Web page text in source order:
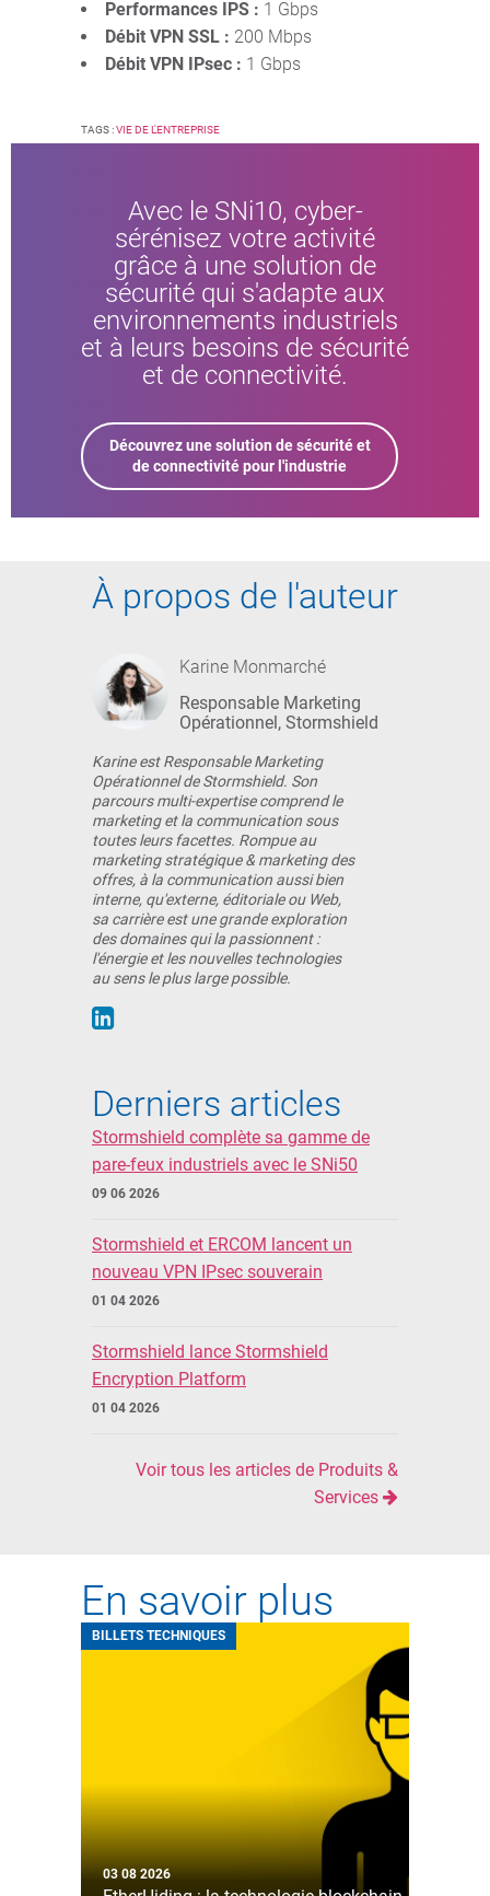
Performances IPS : 1 Gbps
Débit VPN SSL : 200 Mbps
Débit VPN IPsec : 1 Gbps
TAGS :VIE DE L'ENTREPRISE
Avec le SNi10, cyber-
sérénisez votre activité
grâce à une solution de
sécurité qui s'adapte aux
environnements industriels
et à leurs besoins de sécurité
et de connectivité.
Découvrez une solution de sécurité et
de connectivité pour l'industrie
À propos de l'auteur
Karine Monmarché
Responsable Marketing
Opérationnel, Stormshield
Karine est Responsable Marketing
Opérationnel de Stormshield. Son
parcours multi-expertise comprend le
marketing et la communication sous
toutes leurs facettes. Rompue au
marketing stratégique & marketing des
offres, à la communication aussi bien
interne, qu'externe, éditoriale ou Web,
sa carrière est une grande exploration
des domaines qui la passionnent :
l'énergie et les nouvelles technologies
au sens le plus large possible.
Derniers articles
Stormshield complète sa gamme de
pare-feux industriels avec le SNi50
09 06 2026
Stormshield et ERCOM lancent un
nouveau VPN IPsec souverain
01 04 2026
Stormshield lance Stormshield
Encryption Platform
01 04 2026
Voir tous les articles de Produits &
Services
En savoir plus
BILLETS TECHNIQUES
03 08 2026